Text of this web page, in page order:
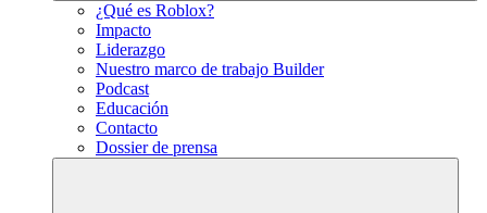
¿Qué es Roblox?
Impacto
Liderazgo
Nuestro marco de trabajo Builder
Podcast
Educación
Contacto
Dossier de prensa